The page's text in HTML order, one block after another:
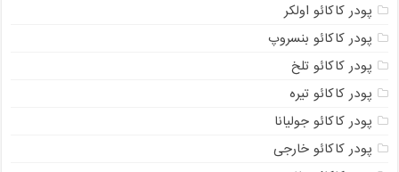
پودر کاکائو اولکر
پودر کاکائو بنسروپ
پودر کاکائو تلخ
پودر کاکائو تیره
پودر کاکائو جولیانا
پودر کاکائو خارجی